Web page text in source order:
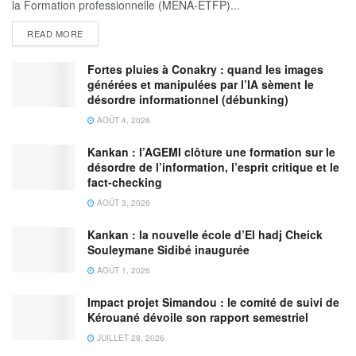
la Formation professionnelle (MENA-ETFP)...
READ MORE
Fortes pluies à Conakry : quand les images
générées et manipulées par l’IA sèment le
désordre informationnel (débunking)
AOÛT 4, 2026
Kankan : l’AGEMI clôture une formation sur le
désordre de l’information, l’esprit critique et le
fact-checking
AOÛT 3, 2026
Kankan : la nouvelle école d’El hadj Cheick
Souleymane Sidibé inaugurée
AOÛT 1, 2026
Impact projet Simandou : le comité de suivi de
Kérouané dévoile son rapport semestriel
JUILLET 28, 2026